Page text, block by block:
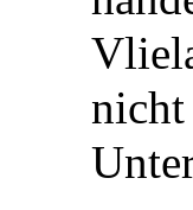
nicht